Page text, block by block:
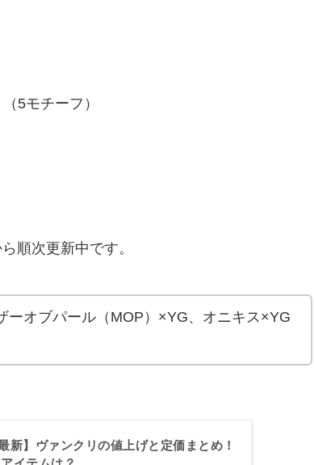
5モチーフ）
順次更新中です。
ーオブパール（MOP）×YG、オニキス×YG
新】ヴァンクリの値上げと定価まとめ！